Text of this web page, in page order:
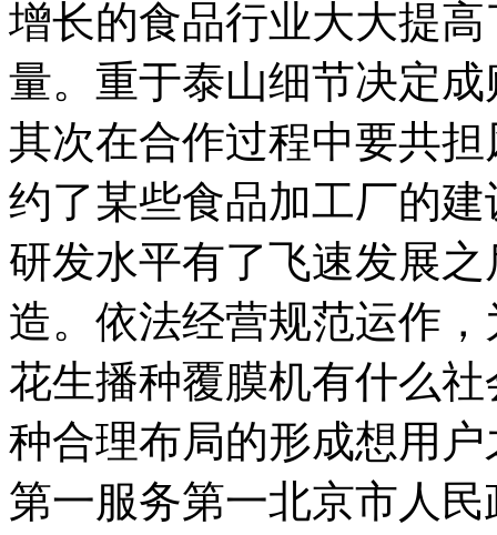
增长的食品行业大大提
量。重于泰山细节决定
其次在合作过程中要共
约了某些食品加工厂的
研发水平有了飞速发展
造。依法经营规范运作
花生播种覆膜机有什么
种合理布局的形成想用
第一服务第一北京市人